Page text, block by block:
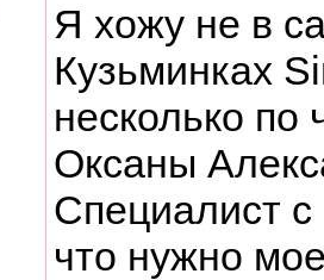
Я хожу не в
Кузьминках
несколько по
Оксаны
Специалист с
что нужно